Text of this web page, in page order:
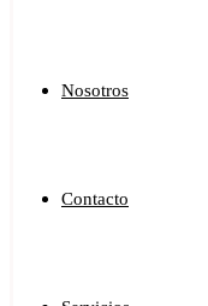
Nosotros
Contacto